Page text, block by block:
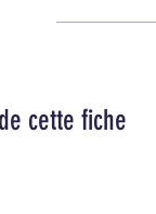
cette fiche